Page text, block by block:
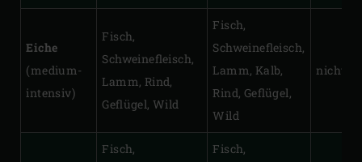
Eiche
(medium-
intensiv)
Fisch,
Schweinefleisch,
Lamm, Rind,
Geflügel, Wild
Fisch,
Schweinefleisch,
Lamm, Kalb,
Rind, Geflügel,
Wild
nicht
Fisch,
Fisch,